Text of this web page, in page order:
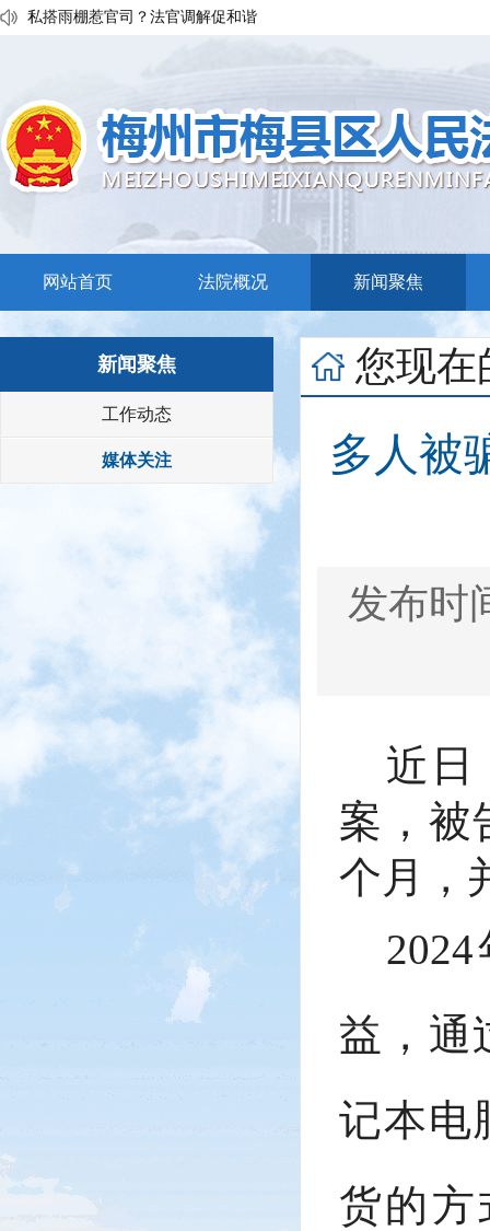
私搭雨棚惹官司？法官调解促和谐
网站首页 法院概况 新闻聚焦
新闻聚焦
工作动态
媒体关注
您现
多人被
发布时
近日
案，被
个月，
益，通
记本电
货的方